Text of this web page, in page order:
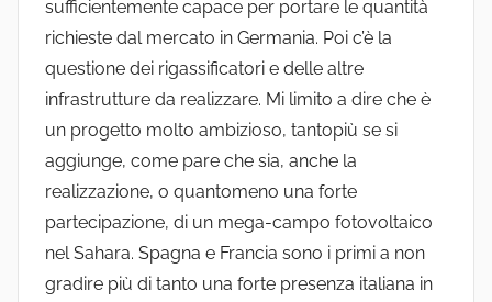
sufficientemente capace per portare le quantità
richieste dal mercato in Germania. Poi c’è la
questione dei rigassificatori e delle altre
infrastrutture da realizzare. Mi limito a dire che è
un progetto molto ambizioso, tantopiù se si
aggiunge, come pare che sia, anche la
realizzazione, o quantomeno una forte
partecipazione, di un mega-campo fotovoltaico
nel Sahara. Spagna e Francia sono i primi a non
gradire più di tanto una forte presenza italiana in